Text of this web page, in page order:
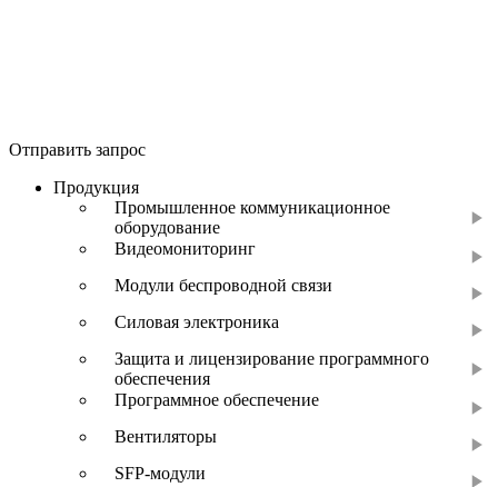
Отправить запрос
Продукция
Промышленное коммуникационное
оборудование
Видеомониторинг
Модули беспроводной связи
Силовая электроника
Защита и лицензирование программного
обеспечения
Программное обеспечение
Вентиляторы
SFP-модули